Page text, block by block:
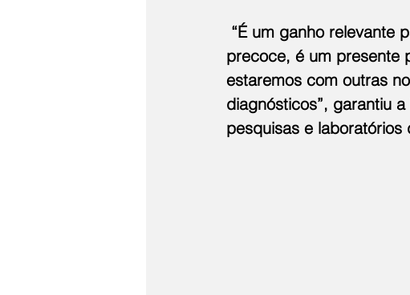
“É um ganho relevante
precoce, é um presente
estaremos com outras
diagnósticos”, garantiu
pesquisas e